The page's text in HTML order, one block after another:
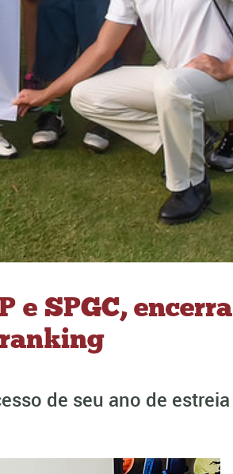
e SPGC, encerra
ranking
de seu ano de estreia